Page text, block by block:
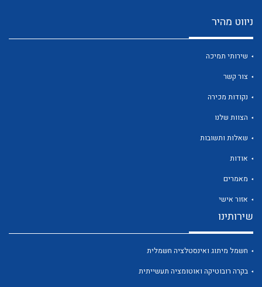
לכל מוצרי היצרן
ניווט מהיר
שירותי תמיכה
צור קשר
נקודות מכירה
הצוות שלנו
שאלות ותשובות
אודות
מאמרים
אזור אישי
שירותינו
חשמל מיתוג ואינסטלציה חשמלית
בקרה רובוטיקה ואוטומציה תעשייתית